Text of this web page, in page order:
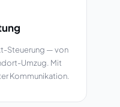
Steuerung — von
Umzug. Mit
Kommunikation.